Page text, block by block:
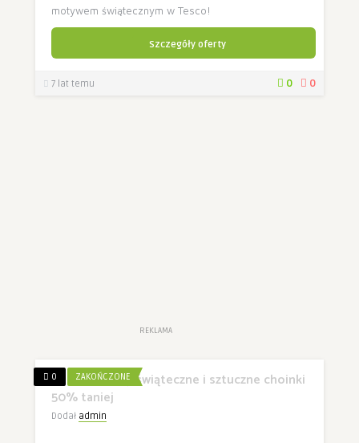
motywem świątecznym w Tesco!
Szczegóły oferty
7 lat temu 0 0
REKLAMA
0 ZAKOŃCZONE
Tesco ozdoby świąteczne i sztuczne choinki
50% taniej
Dodał admin